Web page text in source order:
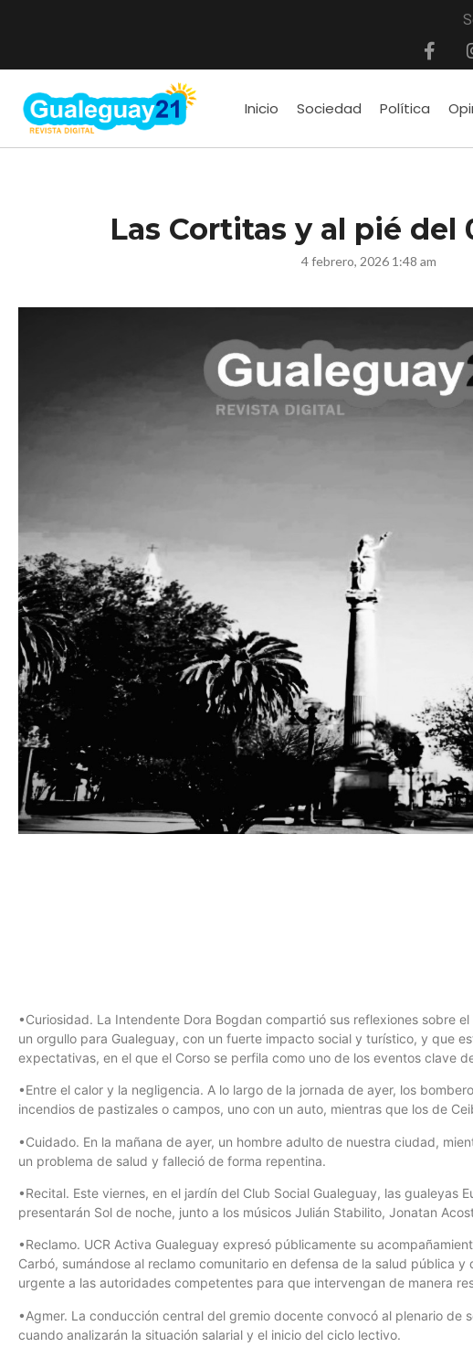
Inicio Sociedad Política
Las Cortitas y al pié del
4 febrero, 2026 1:48 am
•Curiosidad. La Intendente Dora Bogdan compartió sus reflexiones sobre
un orgullo para Gualeguay, con un fuerte impacto social y turístico, y que
expectativas, en el que el Corso se perfila como uno de los eventos clave
•Entre el calor y la negligencia. A lo largo de la jornada de ayer, los
incendios de pastizales o campos, uno con un auto, mientras que los de
•Cuidado. En la mañana de ayer, un hombre adulto de nuestra ciudad,
un problema de salud y falleció de forma repentina.
•Recital. Este viernes, en el jardín del Club Social Gualeguay, las gualeyas
presentarán Sol de noche, junto a los músicos Julián Stabilito, Jonatan
•Reclamo. UCR Activa Gualeguay expresó públicamente su
Carbó, sumándose al reclamo comunitario en defensa de la salud pública
urgente a las autoridades competentes para que intervengan de manera
•Agmer. La conducción central del gremio docente convocó al plenario de
cuando analizarán la situación salarial y el inicio del ciclo lectivo.